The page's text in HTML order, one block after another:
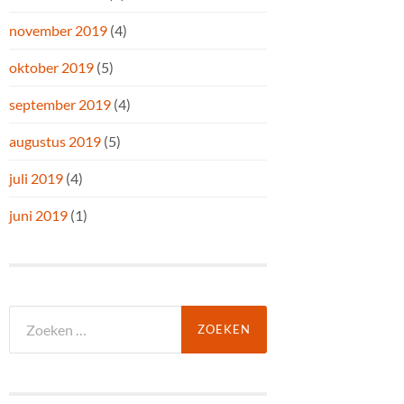
november 2019 (4)
oktober 2019 (5)
september 2019 (4)
augustus 2019 (5)
juli 2019 (4)
juni 2019 (1)
naar: